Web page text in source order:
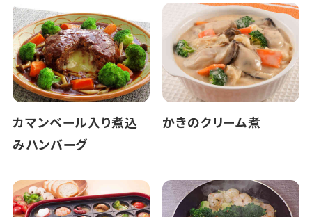
カマンベール入り煮込
みハンバーグ
かきのクリーム煮